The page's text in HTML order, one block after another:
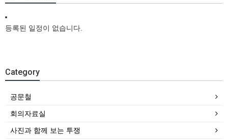
등록된 일정이 없습니다.
Category
공문철
회의자료실
사진과 함께 보는 투쟁